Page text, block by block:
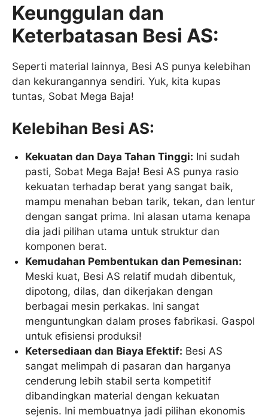
Keunggulan dan
Keterbatasan Besi AS:
Seperti material lainnya, Besi AS punya kelebihan
dan kekurangannya sendiri. Yuk, kita kupas
tuntas, Sobat Mega Baja!
Kelebihan Besi AS:
Kekuatan dan Daya Tahan Tinggi: Ini sudah
pasti, Sobat Mega Baja! Besi AS punya rasio
kekuatan terhadap berat yang sangat baik,
mampu menahan beban tarik, tekan, dan lentur
dengan sangat prima. Ini alasan utama kenapa
dia jadi pilihan utama untuk struktur dan
komponen berat.
Kemudahan Pembentukan dan Pemesinan:
Meski kuat, Besi AS relatif mudah dibentuk,
dipotong, dilas, dan dikerjakan dengan
berbagai mesin perkakas. Ini sangat
menguntungkan dalam proses fabrikasi. Gaspol
untuk efisiensi produksi!
Ketersediaan dan Biaya Efektif: Besi AS
sangat melimpah di pasaran dan harganya
cenderung lebih stabil serta kompetitif
dibandingkan material dengan kekuatan
sejenis. Ini membuatnya jadi pilihan ekonomis